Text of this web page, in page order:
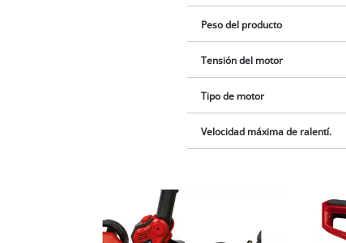
Peso del producto
Tensión del motor
Tipo de motor
Velocidad máxima de ralentí.